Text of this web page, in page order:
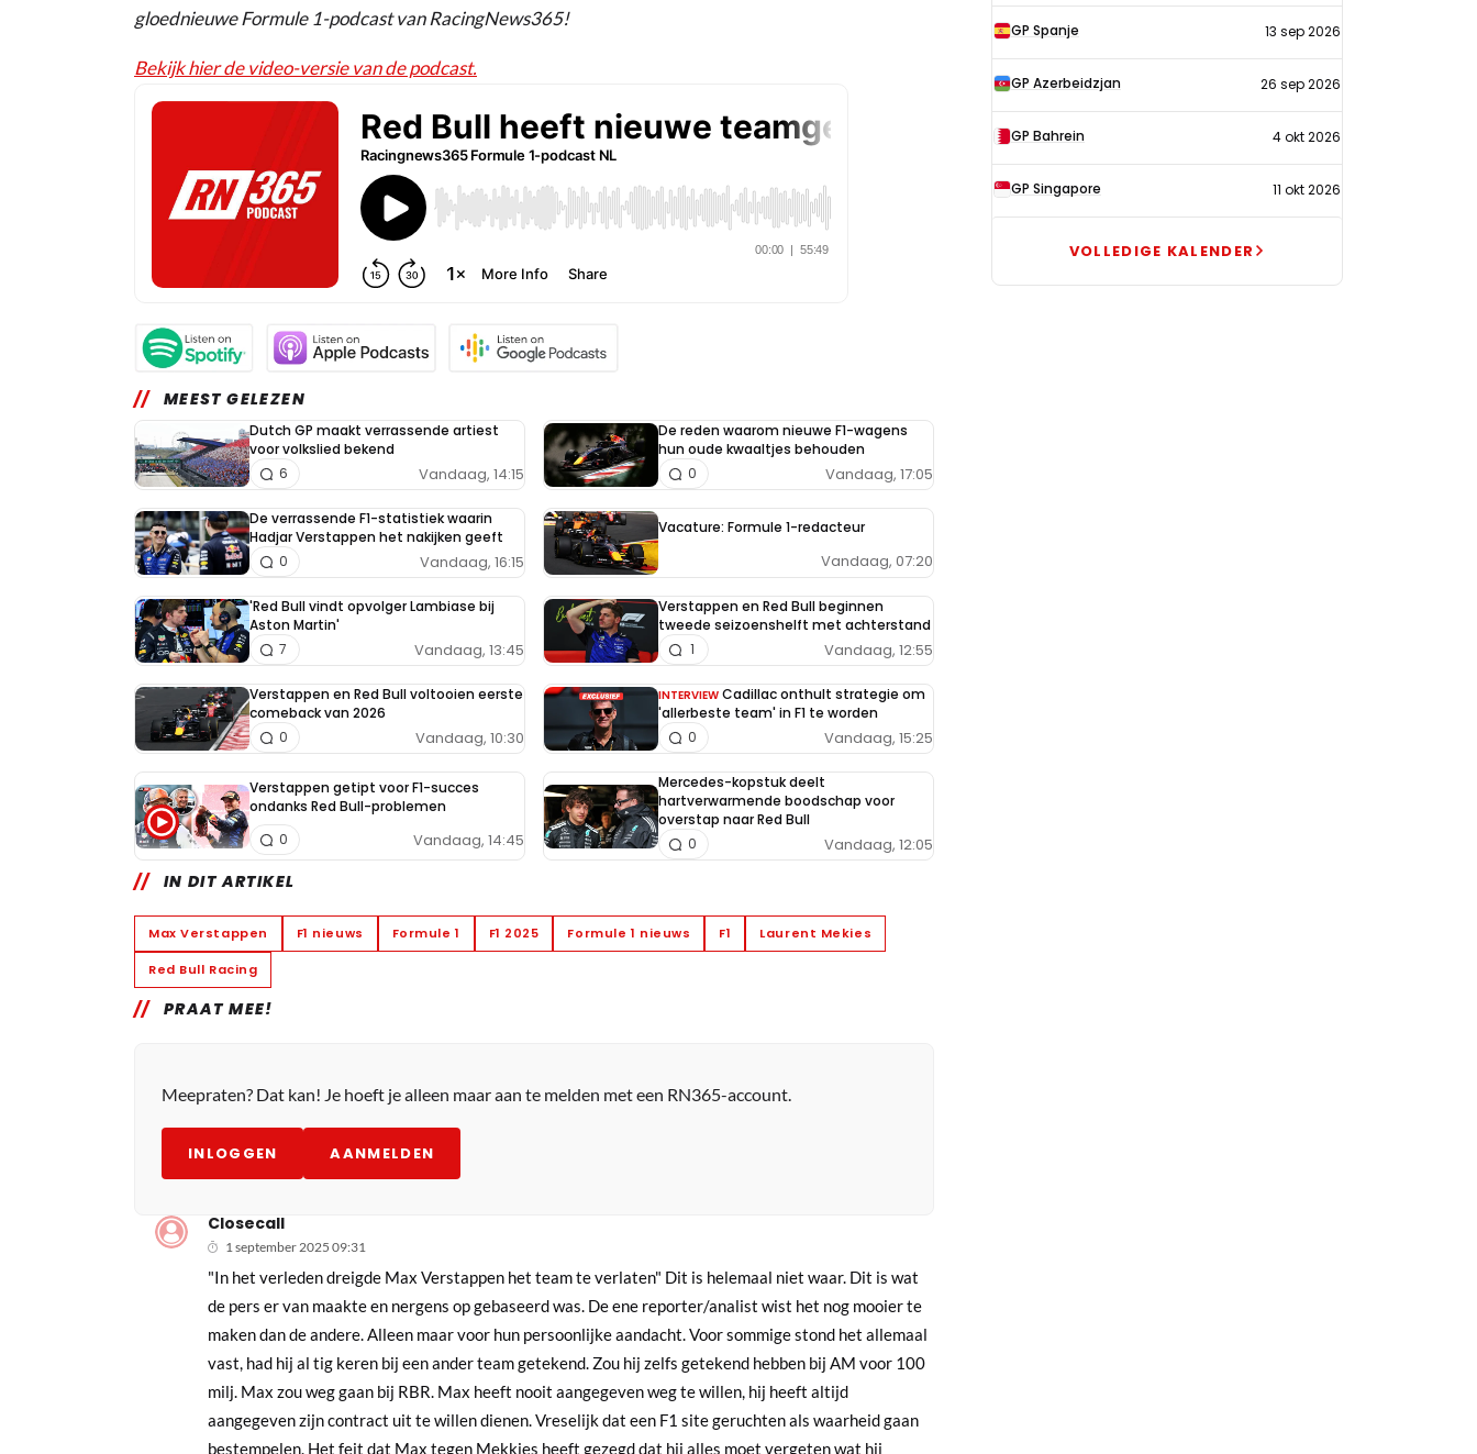
gloednieuwe Formule 1-podcast van RacingNews365!
Bekijk hier de video-versie van de podcast.
MEEST GELEZEN
Dutch GP maakt verrassende artiest
voor volkslied bekend
Vandaag, 14:15
6
De reden waarom nieuwe F1-wagens
hun oude kwaaltjes behouden
Vandaag, 17:05
0
De verrassende F1-statistiek waarin
Hadjar Verstappen het nakijken geeft
Vandaag, 16:15
0
Vacature: Formule 1-redacteur
Vandaag, 07:20
'Red Bull vindt opvolger Lambiase bij
Aston Martin'
Vandaag, 13:45
7
Verstappen en Red Bull beginnen
tweede seizoenshelft met achterstand
Vandaag, 12:55
1
Verstappen en Red Bull voltooien eerste
comeback van 2026
Vandaag, 10:30
0
INTERVIEW Cadillac onthult strategie om
'allerbeste team' in F1 te worden
Vandaag, 15:25
0
Verstappen getipt voor F1-succes
ondanks Red Bull-problemen
Vandaag, 14:45
0
Mercedes-kopstuk deelt
hartverwarmende boodschap voor
overstap naar Red Bull
Vandaag, 12:05
0
IN DIT ARTIKEL
Max Verstappen F1 nieuws Formule 1 F1 2025 Formule 1 nieuws F1 Laurent Mekies
Red Bull Racing
PRAAT MEE!
Meepraten? Dat kan! Je hoeft je alleen maar aan te melden met een RN365-account.
INLOGGEN AANMELDEN
Closecall
1 september 2025 09:31
"In het verleden dreigde Max Verstappen het team te verlaten" Dit is helemaal niet waar. Dit is wat
de pers er van maakte en nergens op gebaseerd was. De ene reporter/analist wist het nog mooier te
maken dan de andere. Alleen maar voor hun persoonlijke aandacht. Voor sommige stond het allemaal
vast, had hij al tig keren bij een ander team getekend. Zou hij zelfs getekend hebben bij AM voor 100
milj. Max zou weg gaan bij RBR. Max heeft nooit aangegeven weg te willen, hij heeft altijd
aangegeven zijn contract uit te willen dienen. Vreselijk dat een F1 site geruchten als waarheid gaan
bestempelen. Het feit dat Max tegen Mekkies heeft gezegd dat hij alles moet vergeten wat hij
GP Spanje 13 sep 2026
GP Azerbeidzjan 26 sep 2026
GP Bahrein 4 okt 2026
GP Singapore 11 okt 2026
VOLLEDIGE KALENDER